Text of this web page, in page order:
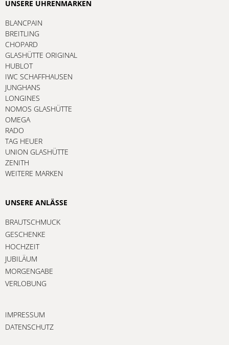
UNSERE UHRENMARKEN
BLANCPAIN
BREITLING
CHOPARD
GLASHÜTTE ORIGINAL
HUBLOT
IWC SCHAFFHAUSEN
JUNGHANS
LONGINES
NOMOS GLASHÜTTE
OMEGA
RADO
TAG HEUER
UNION GLASHÜTTE
ZENITH
WEITERE MARKEN
UNSERE ANLÄSSE
BRAUTSCHMUCK
GESCHENKE
HOCHZEIT
JUBILÄUM
MORGENGABE
VERLOBUNG
IMPRESSUM
DATENSCHUTZ